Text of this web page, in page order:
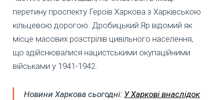
перетину проспекту Героїв Харкова з Харківською
кільцевою дорогою. Дробицький Яр відомий як
місце масових розстрілів цивільного населення,
що здійснювалися нацистськими окупаційними
військами у 1941-1942.
Новини Харкова сьогодні: У Харкові внаслідок